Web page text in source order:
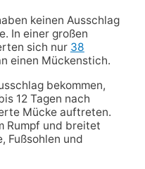
keinen Ausschlag
In einer großen
sich nur 38
einen Mückenstich.
bekommen,
12 Tagen nach
Mücke auftreten.
Rumpf und breitet
Fußsohlen und